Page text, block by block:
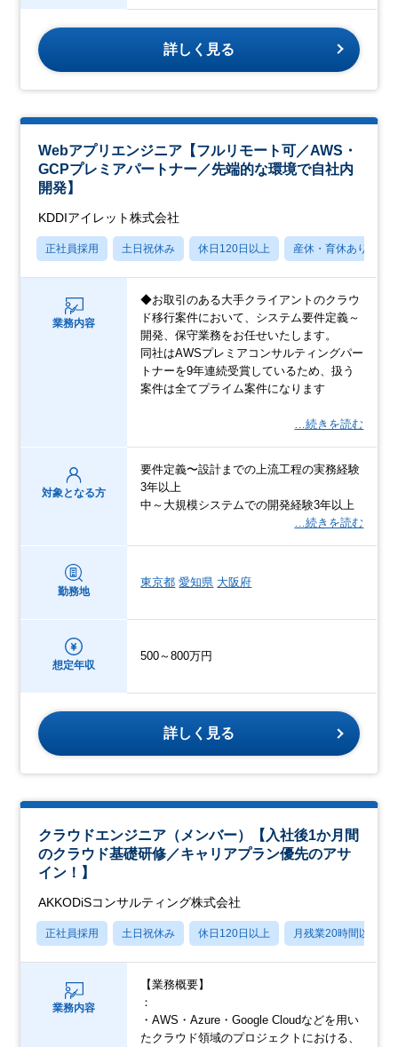
詳しく見る
Webアプリエンジニア【フルリモート可／AWS・
GCPプレミアパートナー／先端的な環境で自社内
開発】
KDDIアイレット株式会社
正社員採用 土日祝休み 休日120日以上 産休・育休あり
業務内容
◆お取引のある大手クライアントのクラウ
ド移行案件において、システム要件定義～
開発、保守業務をお任せいたします。
同社はAWSプレミアコンサルティングパー
トナーを9年連続受賞しているため、扱う
案件は全てプライム案件になります
…続きを読む
対象となる方
要件定義〜設計までの上流工程の実務経験
3年以上
中～大規模システムでの開発経験3年以上
…続きを読む
勤務地
東京都 愛知県 大阪府
想定年収
500～800万円
詳しく見る
クラウドエンジニア（メンバー）【入社後1か月間
のクラウド基礎研修／キャリアプラン優先のアサ
イン！】
AKKODiSコンサルティング株式会社
正社員採用 土日祝休み 休日120日以上 月残業20時間以内
業務内容
【業務概要】
：
・AWS・Azure・Google Cloudなどを用い
たクラウド領域のプロジェクトにおける、